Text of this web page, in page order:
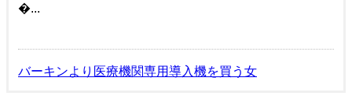
�...
バーキンより医療機関専用導入機を買う女